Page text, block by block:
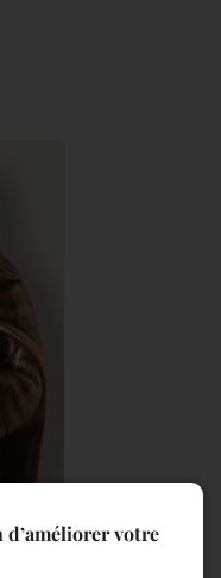
d’améliorer votre